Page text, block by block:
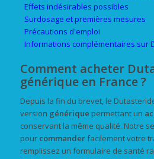
Effets indésirables possibles
Surdosage et premières mesures
Précautions d'emploi
Informations complémentaires sur
Comment acheter
générique en France ?
Depuis la fin du brevet, le
version générique permettant un
conservant la même qualité. Notre
pour commanderfacilement votre
remplissez un formulaire de santé